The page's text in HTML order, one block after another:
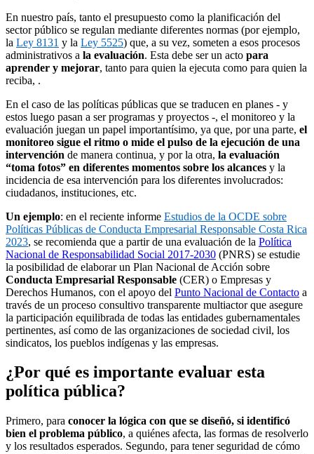
En nuestro país, tanto el presupuesto como la planificación del
sector público se regulan mediante diferentes normas (por ejemplo,
la Ley 8131 y la Ley 5525) que, a su vez, someten a esos procesos
administrativos a la evaluación. Esta debe ser un acto para
aprender y mejorar, tanto para quien la ejecuta como para quien la
reciba, .
En el caso de las políticas públicas que se traducen en planes - y
estos luego pasan a ser programas y proyectos -, el monitoreo y la
evaluación juegan un papel importantísimo, ya que, por una parte, el
monitoreo sigue el ritmo o mide el pulso de la ejecución de una
intervención de manera continua, y por la otra, la evaluación
“toma fotos” en diferentes momentos sobre los alcances y la
incidencia de esa intervención para los diferentes involucrados:
ciudadanos, instituciones, etc.
Un ejemplo: en el reciente informe Estudios de la OCDE sobre
Políticas Públicas de Conducta Empresarial Responsable Costa Rica
2023, se recomienda que a partir de una evaluación de la Política
Nacional de Responsabilidad Social 2017-2030 (PNRS) se estudie
la posibilidad de elaborar un Plan Nacional de Acción sobre
Conducta Empresarial Responsable (CER) o Empresas y
Derechos Humanos, con el apoyo del Punto Nacional de Contacto a
través de un proceso consultivo transparente multiactor que asegure
la participación equilibrada de todas las entidades gubernamentales
pertinentes, así como de las organizaciones de sociedad civil, los
sindicatos, los pueblos indígenas y las empresas.
¿Por qué es importante evaluar esta
política pública?
Primero, para conocer la lógica con que se diseñó, si identificó
bien el problema público, a quiénes afecta, las formas de resolverlo
y los resultados esperados. Segundo, para tener seguridad de cómo